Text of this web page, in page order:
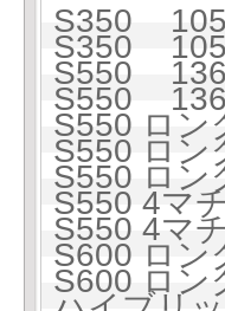
S350
S350
S550
S550
S550 ロ
S550 ロ
S550 ロ
S550 4マ
S550 4マ
S600 ロ
S600 ロ